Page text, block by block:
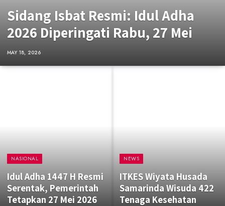
Sidang Isbat Resmi: Idul Adha
2026 Diperingati Rabu, 27 Mei
MAY 18, 2026
NASIONAL
Idul Adha 1447 H Resmi
Serentak, Pemerintah
Tetapkan 27 Mei 2026
NEWS
ITKES Wiyata Husada
Samarinda Wisuda 422
Tenaga Kesehatan